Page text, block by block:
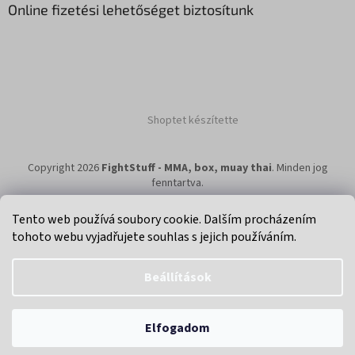
Tento web používá soubory cookie. Dalším procházením
tohoto webu vyjadřujete souhlas s jejich používáním.
Beállítások
Elfogadom
Online fizetési lehetőséget biztosítunk
Shoptet készítette
Copyright 2026 FightStuff - MMA, box, muay thai. Minden jog
fenntartva.
Klikni na super eshop pro cyklisty a bikery.